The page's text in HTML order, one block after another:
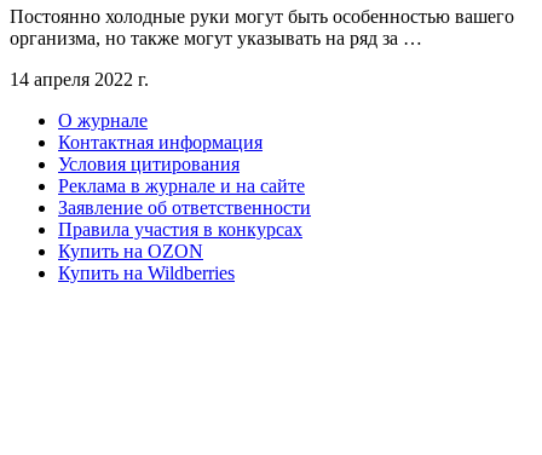
Постоянно холодные руки могут быть особенностью вашего
организма, но также могут указывать на ряд за …
14 апреля 2022 г.
О журнале
Контактная информация
Условия цитирования
Реклама в журнале и на сайте
Заявление об ответственности
Правила участия в конкурсах
Купить на OZON
Купить на Wildberries